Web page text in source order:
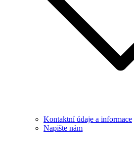
Kontaktní údaje a informace
Napište nám